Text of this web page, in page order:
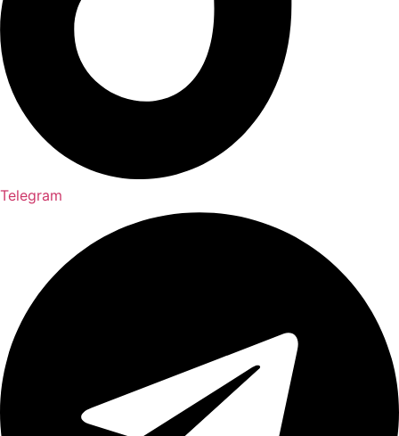
Telegram